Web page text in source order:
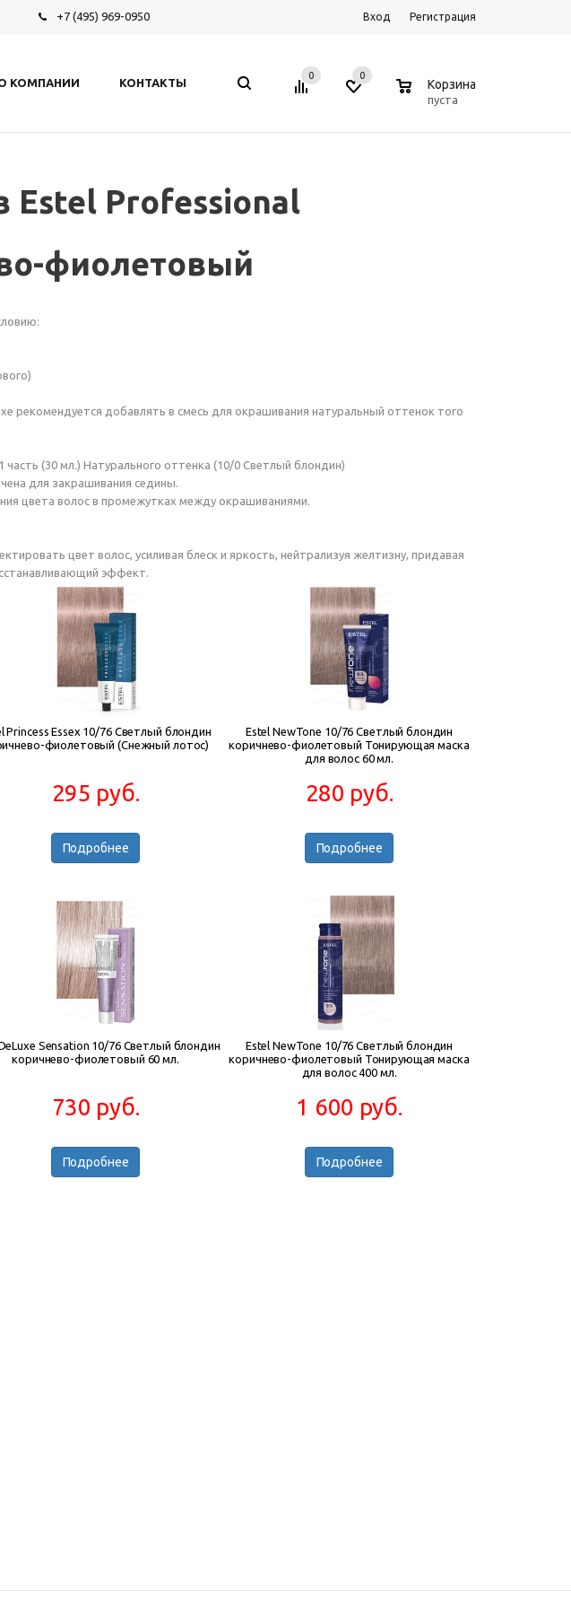
+7 (495) 969-0950 Вход Регистрация
КОМПАНИИ КОНТАКТЫ
0 0
Корзина
пуста
Estel Professional
фиолетовый
рекомендуется добавлять в смесь для окрашивания натуральный оттенок того
(30 мл.) Натурального оттенка (10/0 Светлый блондин)
для закрашивания седины.
цвета волос в промежутках между окрашиваниями.
цвет волос, усиливая блеск и яркость, нейтрализуя желтизну, придавая
эффект.
Princess Essex 10/76 Светлый блондин
фиолетовый (Снежный лотос)
295 руб.
Подробнее
Estel NewTone 10/76 Светлый блондин
коричнево-фиолетовый Тонирующая маска
для волос 60 мл.
280 руб.
Подробнее
Sensation 10/76 Cветлый блондин
коричнево-фиолетовый 60 мл.
730 руб.
Подробнее
Estel NewTone 10/76 Светлый блондин
коричнево-фиолетовый Тонирующая маска
для волос 400 мл.
1 600 руб.
Подробнее